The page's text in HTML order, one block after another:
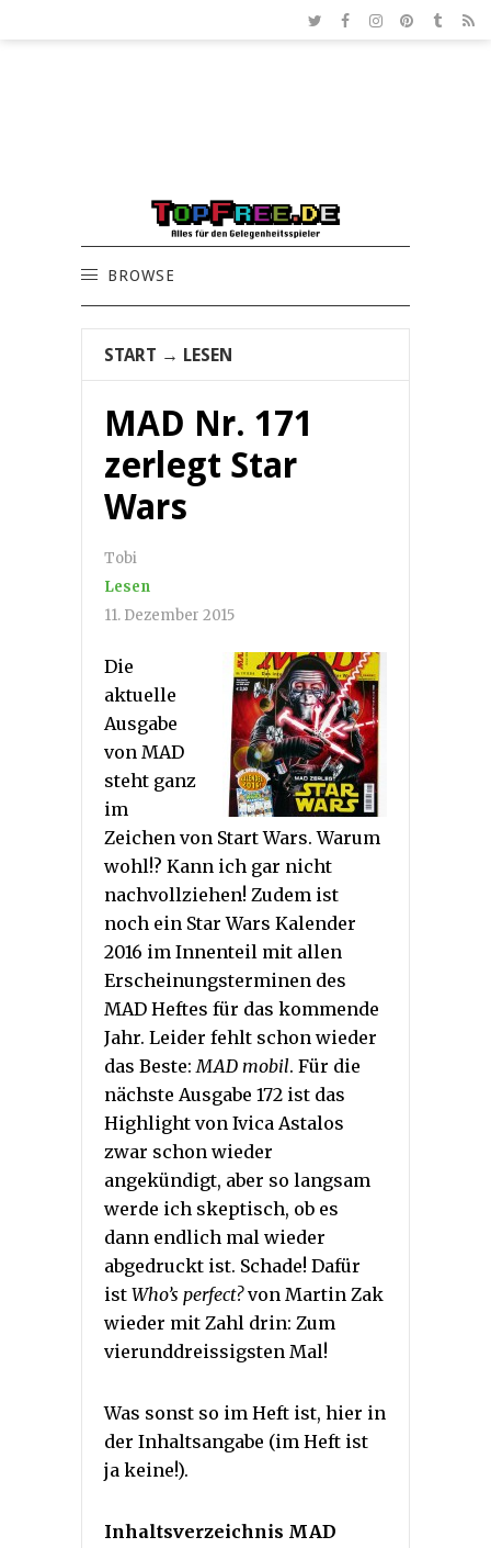
BROWSE
START → LESEN
MAD Nr. 171
zerlegt Star
Wars
Tobi
Lesen
11. Dezember 2015
Die
aktuelle
Ausgabe
von MAD
steht ganz
im
Zeichen von Start Wars. Warum
wohl!? Kann ich gar nicht
nachvollziehen! Zudem ist
noch ein Star Wars Kalender
2016 im Innenteil mit allen
Erscheinungsterminen des
MAD Heftes für das kommende
Jahr. Leider fehlt schon wieder
das Beste:MAD mobil. Für die
nächste Ausgabe 172 ist das
Highlight von Ivica Astalos
zwar schon wieder
angekündigt, aber so langsam
werde ich skeptisch, ob es
dann endlich mal wieder
abgedruckt ist. Schade! Dafür
ist Who’s perfect?von Martin Zak
wieder mit Zahl drin: Zum
vierunddreissigsten Mal!
Was sonst so im Heft ist, hier in
der Inhaltsangabe (im Heft ist
ja keine!).
Inhaltsverzeichnis MAD